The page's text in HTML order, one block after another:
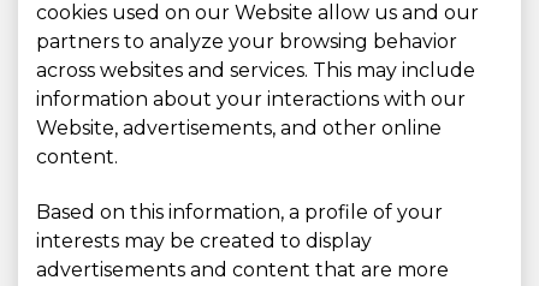
cookies used on our Website allow us and our
partners to analyze your browsing behavior
across websites and services. This may include
information about your interactions with our
Website, advertisements, and other online
content.
Based on this information, a profile of your
interests may be created to display
advertisements and content that are more